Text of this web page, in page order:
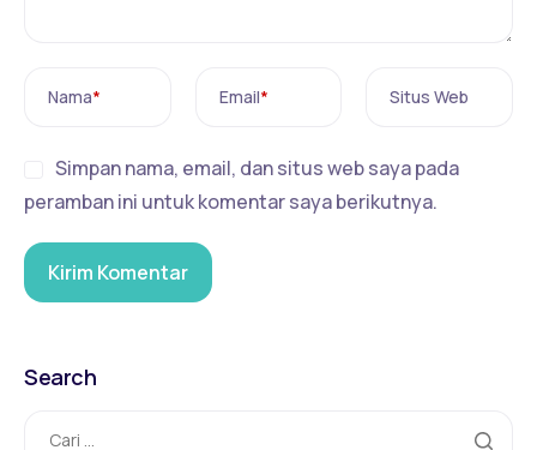
Nama* Email* Situs Web
Simpan nama, email, dan situs web saya pada
peramban ini untuk komentar saya berikutnya.
Search